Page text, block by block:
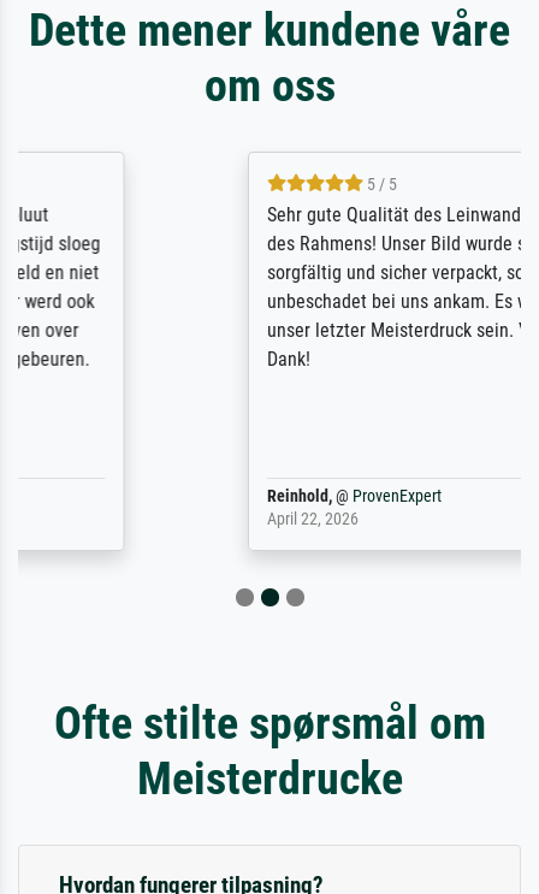
Dette mener kundene våre
om oss
Sehr gute Qualität des Leinwanddrucks und
des Rahmens! Unser Bild wurde sehr
sorgfältig und sicher verpackt, so dass es
unbeschadet bei uns ankam. Es wird nicht
unser letzter Meisterdruck sein. Vielen
ProvenExpert
Ofte stilte spørsmål om
Meisterdrucke
Hvordan fungerer tilpasning?